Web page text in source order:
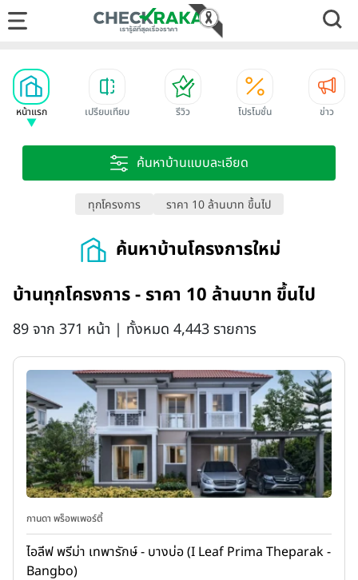
หน้าแรก เปรียบเทียบ รีวิว โปรโมชั่น ข่าว
ค้นหาบ้านแบบละเอียด
ทุกโครงการ ราคา 10 ล้านบาท ขึ้นไป
ค้นหาบ้านโครงการใหม่
บ้านทุกโครงการ - ราคา 10 ล้านบาท ขึ้นไป
89 จาก 371 หน้า | ทั้งหมด 4,443 รายการ
กานดา พร็อพเพอร์ตี้
ไอลีฟ พรีม่า เทพารักษ์ - บางบ่อ (I Leaf Prima Theparak -
Bangbo)